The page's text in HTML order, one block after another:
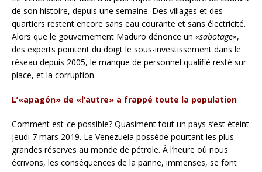
de son histoire, depuis une semaine. Des villages et des
quartiers restent encore sans eau courante et sans électricité.
Alors que le gouvernement Maduro dénonce un «sabotage»,
des experts pointent du doigt le sous-investissement dans le
réseau depuis 2005, le manque de personnel qualifié resté sur
place, et la corruption.
L’«apagón» de «l’autre» a frappé toute la population
Comment est-ce possible? Quasiment tout un pays s’est éteint
jeudi 7 mars 2019. Le Venezuela possède pourtant les plus
grandes réserves au monde de pétrole. À l’heure où nous
écrivons, les conséquences de la panne, immenses, se font